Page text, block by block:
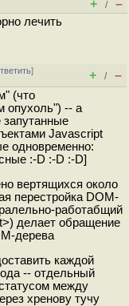
+ / –
лечить
]
+ / –
(что
опухоль") -- а
Javascript
одновременно:
:-D :-D :-D]
вертящихся около
перестройка DOM-
работабщий
делает обращение
дерева
каждой
-- отдельный
между
хренову тучу